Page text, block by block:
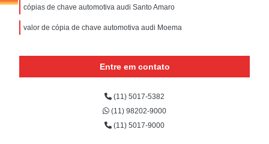
cópias de chave automotiva audi Santo Amaro
valor de cópia de chave automotiva audi Moema
Entre em contato
(11) 5017-5382
(11) 98202-9000
(11) 5017-9000